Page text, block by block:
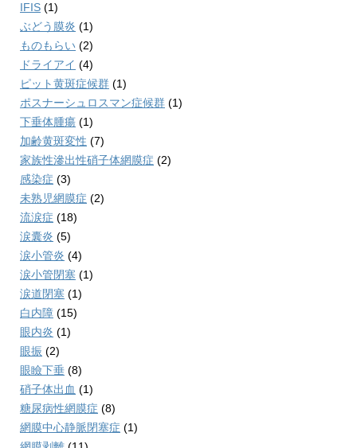
IFIS (1)
ぶどう膜炎 (1)
ものもらい (2)
ドライアイ (4)
ピット黄斑症候群 (1)
ポスナーシュロスマン症候群 (1)
下垂体腫瘍 (1)
加齢黄斑変性 (7)
家族性滲出性硝子体網膜症 (2)
感染症 (3)
未熟児網膜症 (2)
流涙症 (18)
涙囊炎 (5)
涙小管炎 (4)
涙小管閉塞 (1)
涙道閉塞 (1)
白内障 (15)
眼内炎 (1)
眼振 (2)
眼瞼下垂 (8)
硝子体出血 (1)
糖尿病性網膜症 (8)
網膜中心静脈閉塞症 (1)